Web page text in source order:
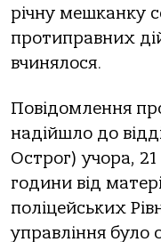
річну мешканку
протиправних
вчинялося.
Повідомлення
надійшло до
Острог) учора,
години від
поліцейських
управління було